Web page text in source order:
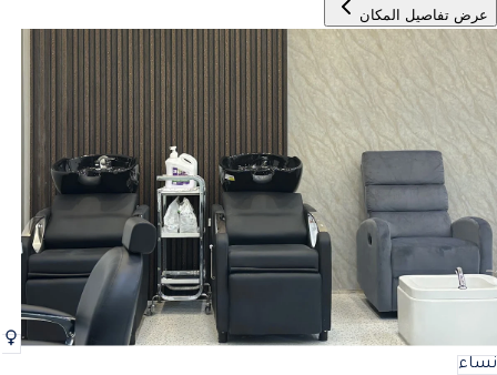
عرض تفاصيل المكان
نساء